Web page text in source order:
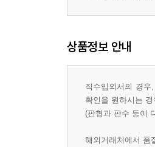
상품정보 안내
직수입외서의 경
확인을 원하시는
(판형과 판수 등이
해외거래처에서 품